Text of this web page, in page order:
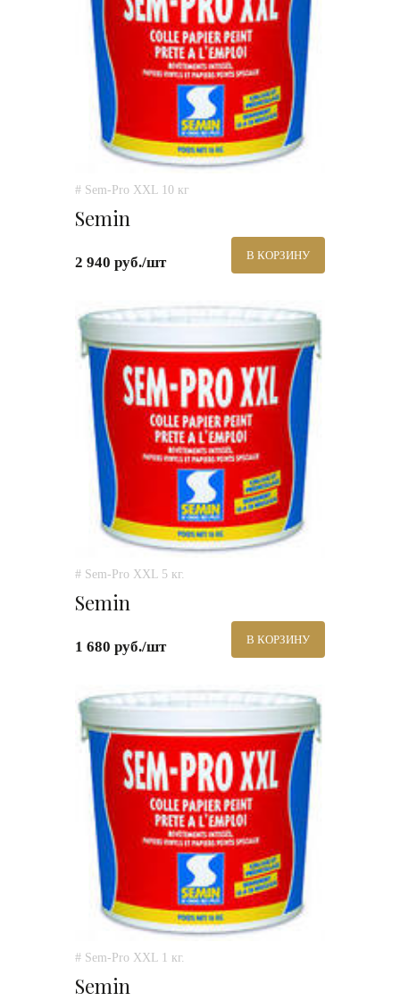
# Sem-Pro XXL 10 кг
Semin
2 940 руб./шт В КОРЗИНУ
# Sem-Pro XXL 5 кг.
Semin
1 680 руб./шт В КОРЗИНУ
# Sem-Pro XXL 1 кг.
Semin